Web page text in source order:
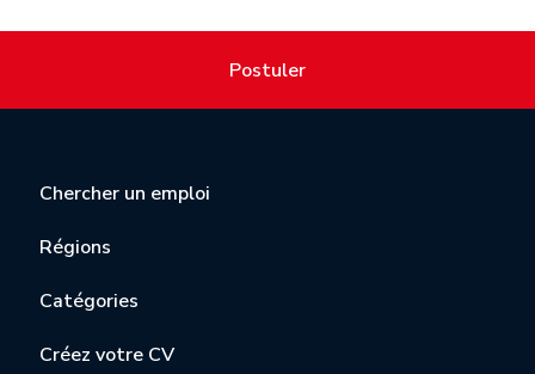
Postuler
Chercher un emploi
Régions
Catégories
Créez votre CV